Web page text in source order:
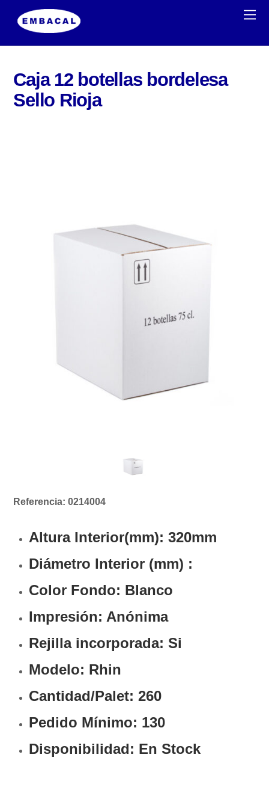
Caja 12 botellas bordelesa
Sello Rioja
Referencia: 0214004
Altura Interior(mm): 320mm
Diámetro Interior (mm) :
Color Fondo: Blanco
Impresión: Anónima
Rejilla incorporada: Si
Modelo: Rhin
Cantidad/Palet: 260
Pedido Mínimo: 130
Disponibilidad: En Stock